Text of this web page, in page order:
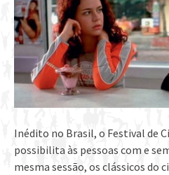
Inédito no Brasil, o Festival de
possibilita às pessoas com e
mesma sessão, os clássicos do